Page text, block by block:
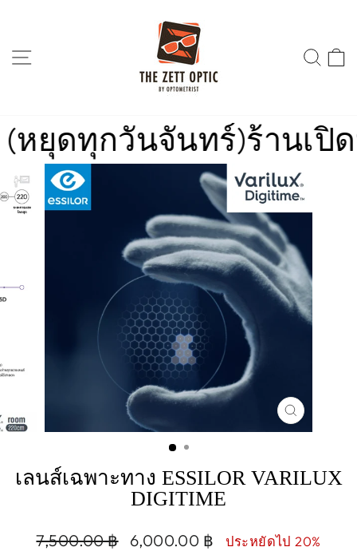
SITE NAVIGATION
นทร์)ร้านเปิดทำการเว
CLOSE
(ESC)
เลนส์เฉพาะทาง ESSILOR VARILUX
DIGITIME
Regular
7,500.00 ฿
Sale
6,000.00 ฿ ประหยัดไป 20%